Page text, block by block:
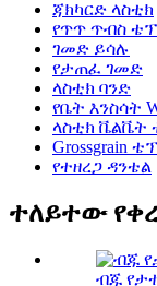
ጃክካርድ ላስቲክ
የጥጥ ጥብስ ቴፕ
ገመድ ይሳሉ
የታጠፈ ገመድ
ላስቲክ ባንድ
የቤት እንስሳት
ላስቲክ ቬልቬት
Grossgrain ቴፕ
የተዘረጋ ዳንቴል
ተለይተው
ብጁ